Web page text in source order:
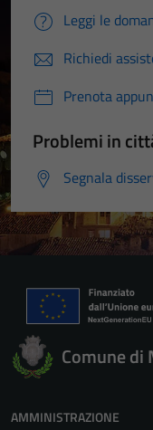
Leggi le
Richiedi
Prenota
Problemi in
Segnala
Comune
AMMINISTRAZIONE